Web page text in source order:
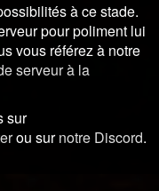
à ce stade.
pour poliment lui
vous référez à notre
serveur à la
sur
ou surnotre Discord.